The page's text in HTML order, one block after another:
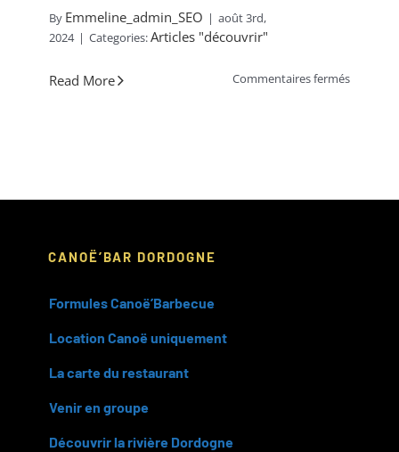
By Emmeline_admin_SEO | août 3rd,
2024 | Categories:Articles "découvrir"
Read More Commentaires ferméssur
CANOË’BAR DORDOGNE
Formules Canoë’Barbecue
Location Canoë uniquement
La carte du restaurant
Venir en groupe
Découvrir la rivière Dordogne